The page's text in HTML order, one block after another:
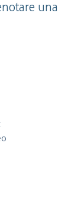
una